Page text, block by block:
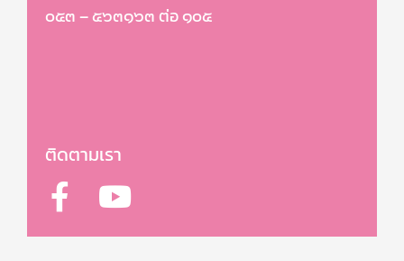
๐๕๓ – ๕๖๓๑๖๓ ต่อ ๑๐๕
ติดตามเรา
F
a
c
Y
o
u